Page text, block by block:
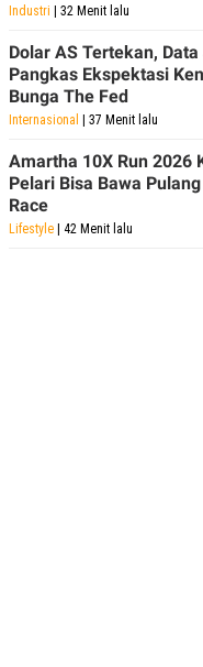
Industri | 32 Menit lalu
Dolar AS Tertekan,
Pangkas Ekspektasi
Bunga The Fed
Internasional | 37 Menit lalu
Amartha 10X Run 2026
Pelari Bisa Bawa
Race
Lifestyle | 42 Menit lalu